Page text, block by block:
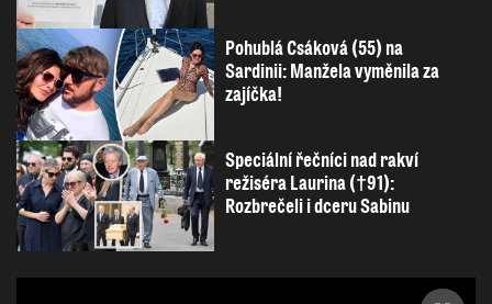
Pohublá Csáková (55) na
Sardinii: Manžela vyměnila za
zajíčka!
Speciální řečníci nad rakví
režiséra Laurina (†91):
Rozbrečeli i dceru Sabinu